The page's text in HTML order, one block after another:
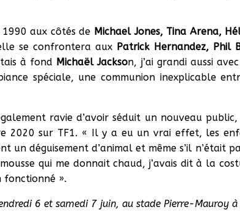
aux côtés de Michael Jones, Tina Arena,
se confrontera aux Patrick Hernandez, Phil
à fond Michaël Jackson, j’ai grandi aussi
spéciale, une communion inexplicable
ravie d’avoir séduit un nouveau
2020 sur TF1. « Il y a eu un vrai effet, les
un déguisement d’animal et même s’il n’était
qui me donnait chaud, j’avais dit à la
fonctionné ».
6 et samedi 7 juin, au stade Pierre-Mauroy à